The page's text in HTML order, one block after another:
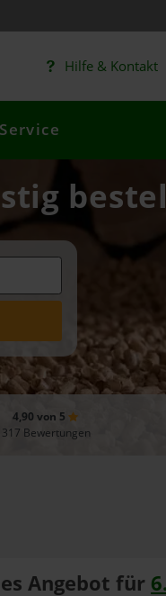
Hilfe & Kontakt
4,90 von 5
317 Bewertungen
Angebot für